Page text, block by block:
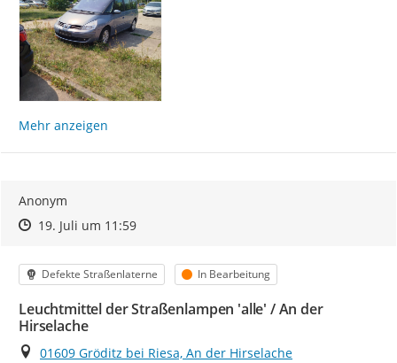
Mehr anzeigen
Anonym
Zeitpunkt des Erstellens
Zeitpunkt des Erstellens
19. Juli um 11:59Zur Äußerung
Kategorie
Defekte Straßenlaterne Status
In Bearbeitung
Leuchtmittel der Straßenlampen 'alle' / An der
Hirselache
Ort
01609 Gröditz bei Riesa, An der Hirselache